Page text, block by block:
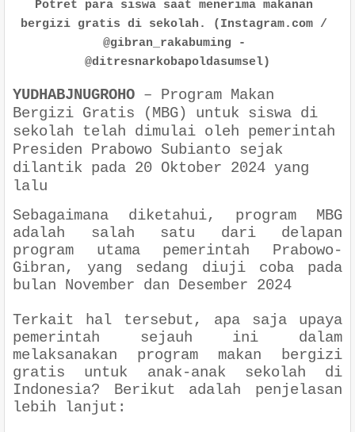
Potret para siswa saat menerima makanan
bergizi gratis di sekolah. (Instagram.com /
@gibran_rakabuming -
@ditresnarkobapoldasumsel)
YUDHABJNUGROHO – Program Makan
Bergizi Gratis (MBG) untuk siswa di
sekolah telah dimulai oleh pemerintah
Presiden Prabowo Subianto sejak
dilantik pada 20 Oktober 2024 yang
lalu
Sebagaimana diketahui, program MBG
adalah salah satu dari delapan
program utama pemerintah Prabowo-
Gibran, yang sedang diuji coba pada
bulan November dan Desember 2024
Terkait hal tersebut, apa saja upaya
pemerintah sejauh ini dalam
melaksanakan program makan bergizi
gratis untuk anak-anak sekolah di
Indonesia? Berikut adalah penjelasan
lebih lanjut: